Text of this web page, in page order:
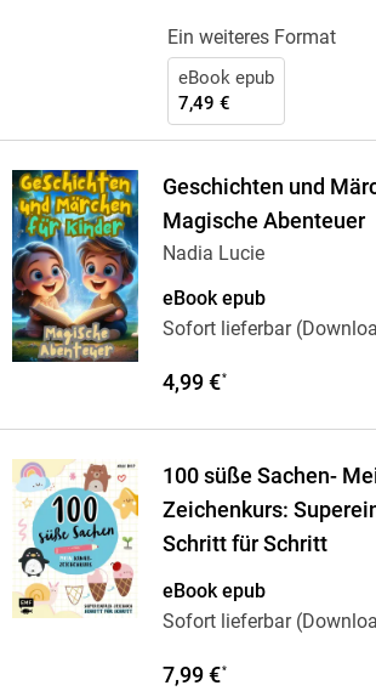
Ein weiteres Format
eBook epub
7,49 €
Geschichten und
Magische Abenteuer
Nadia Lucie
eBook epub
Sofort lieferbar
4,99 €*
100 süße Sachen-
Zeichenkurs:
Schritt für Schritt
eBook epub
Sofort lieferbar
7,99 €*